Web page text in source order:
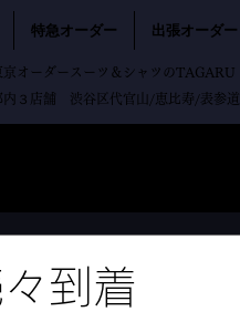
特急オーダー 出張オーダー
京オーダースーツ＆シャツのTAGARU
内３店舗 渋谷区代官山/恵比寿/表参道
到着